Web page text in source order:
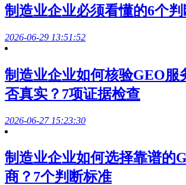
制造业企业必须看懂的6个
2026-06-29 13:51:52
制造业企业如何核验GEO服
否真实？7项证据检查
2026-06-27 15:23:30
制造业企业如何选择靠谱的
商？7个判断标准